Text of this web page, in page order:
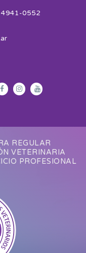
0552
REGULAR
VETERINARIA
PROFESIONAL